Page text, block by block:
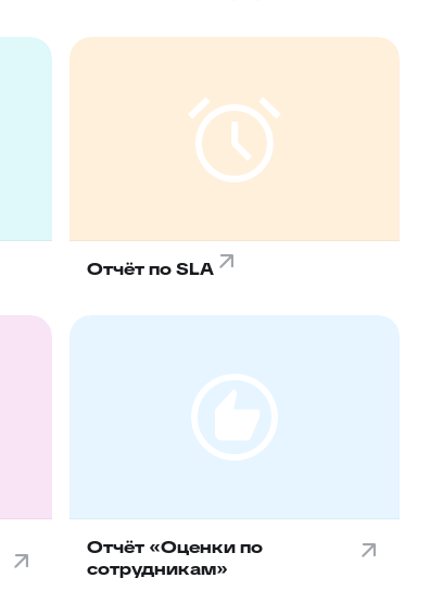
Отчёт по SLA
Отчёт «Оценки по
сотрудникам»